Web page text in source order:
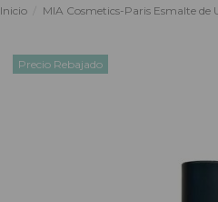
Inicio MIA Cosmetics-Paris Esmalte de
Precio Rebajado